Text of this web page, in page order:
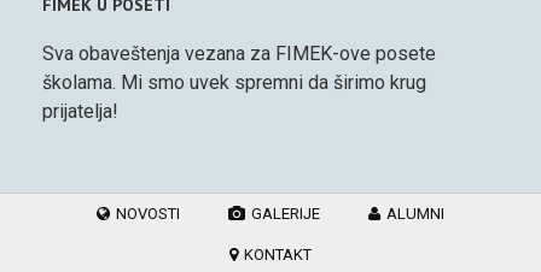
FIMEK U POSETI
Sva obaveštenja vezana za FIMEK-ove posete
školama. Mi smo uvek spremni da širimo krug
prijatelja!
NOVOSTI GALERIJE ALUMNI
KONTAKT